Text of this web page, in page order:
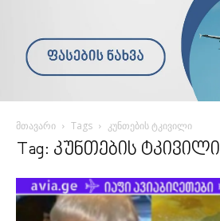
მთავარი Tags კუნთების ტკივილი
Tag: კუნთების ტკივილი